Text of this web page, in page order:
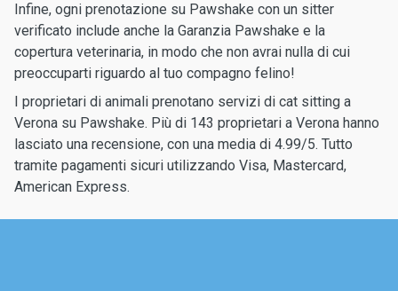
Infine, ogni prenotazione su Pawshake con un sitter
verificato include anche la Garanzia Pawshake e la
copertura veterinaria, in modo che non avrai nulla di cui
preoccuparti riguardo al tuo compagno felino!
I proprietari di animali prenotano servizi di cat sitting a
Verona su Pawshake. Più di 143 proprietari a Verona hanno
lasciato una recensione, con una media di 4.99/5. Tutto
tramite pagamenti sicuri utilizzando Visa, Mastercard,
American Express.